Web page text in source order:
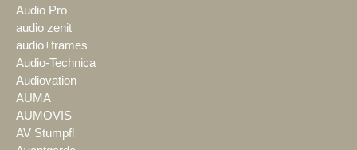
Audio Pro
audio zenit
audio+frames
Audio-Technica
Audiovation
AUMA
AUMOVIS
AV Stumpfl